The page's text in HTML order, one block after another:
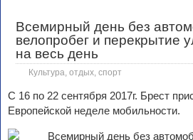
Всемирный день без
велопробег и перекрытие
на весь день
Культура, отдых, спорт
С 16 по 22 сентября 2017г. Брест
Европейской неделе мобильности.